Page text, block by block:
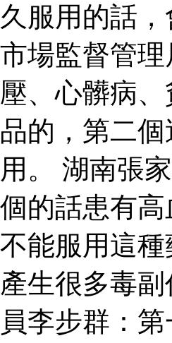
久服用的話
市場監督管
壓、心髒病
品的，第二
用。 湖南張
個的話患有
不能服用這
產生很多毒
員李步群：